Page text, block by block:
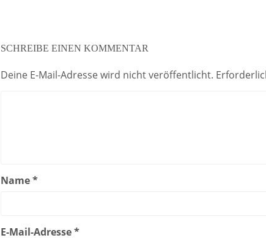
SCHREIBE EINEN KOMMENTAR
Deine E-Mail-Adresse wird nicht veröffentlicht.
Name*
E-Mail-Adresse*